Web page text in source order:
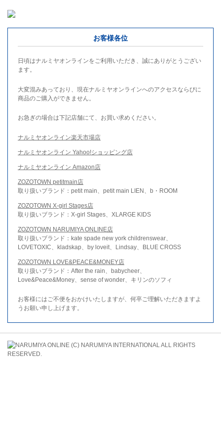
お客様各位
日頃はナルミヤオンラインをご利用いただき、誠にありがとうござい
ます。
大変混みあっており、現在ナルミヤオンラインへのアクセスならびに
商品のご購入ができません。
お急ぎの場合は下記店舗にて、お買い求めください。
ナルミヤオンライン楽天市場店
ナルミヤオンライン Yahoo!ショッピング店
ナルミヤオンライン Amazon店
ZOZOTOWN petitmain店
取り扱いブランド：petit main、petit main LIEN、b・ROOM
ZOZOTOWN X-girl Stages店
取り扱いブランド：X-girl Stages、XLARGE KIDS
ZOZOTOWN NARUMIYA ONLINE店
取り扱いブランド：kate spade new york childrenswear、
LOVETOXIC、kladskap、by loveit、Lindsay、BLUE CROSS
ZOZOTOWN LOVE&PEACE&MONEY店
取り扱いブランド：After the rain、babycheer、
Love&Peace&Money、sense of wonder、キリンのソフィ
お客様にはご不便をおかけいたしますが、何卒ご理解いただきますよ
うお願い申し上げます。